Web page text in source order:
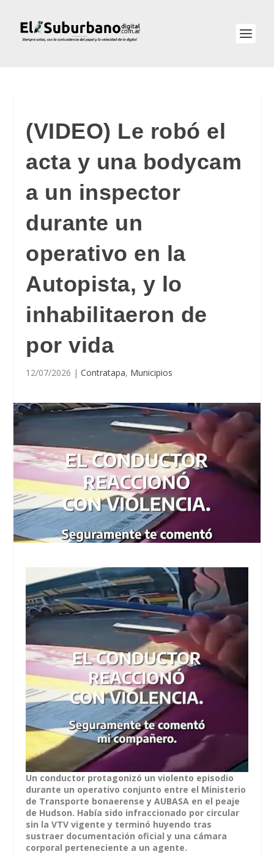
(VIDEO) Le robó el
acta y una bodycam
a un inspector
durante un
operativo en la
Autopista, y lo
inhabilitaeron de
por vida
12/07/2026 |Contratapa, Municipios
Un conductor protagonizó un violento episodio
durante un operativo conjunto entre el Ministerio
de Transporte bonaerense y AUBASA en el peaje
de Hudson. Había sido infraccionado por circular
sin la VTV vigente y terminó huyendo tras
sustraer documentación oficial y una cámara
corporal perteneciente a un agente.